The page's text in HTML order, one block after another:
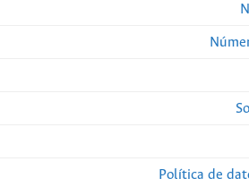
Política de